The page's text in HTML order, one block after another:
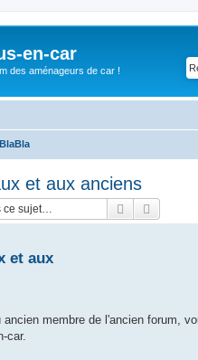
en-car
des aménageurs de car !
BlaBla
et aux anciens
Rechercher
et aux
membre de l'ancien forum,
car.